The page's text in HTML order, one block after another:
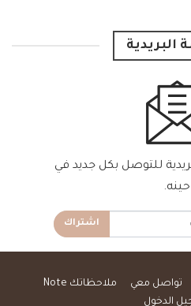
البريدية
للتوصل بكل جديد في
حينه.
اشتراك
تواصل معي
ملاحظاتك Note
الدخول